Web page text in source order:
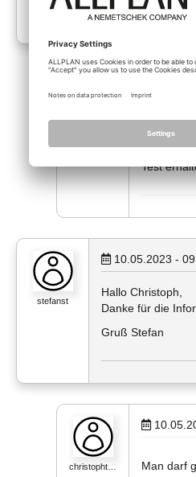
Die
lokalen
der
Test
stefanst
10.05.2023 -
Hallo Christoph,
Danke für die
Gruß Stefan
christopht… Man darf